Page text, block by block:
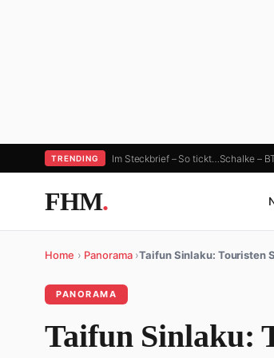
TRENDING Im Steckbrief – So tickt… Schalke –
FHM.
Home › Panorama ›Taifun Sinlaku: Touristen
PANORAMA
Taifun Sinlaku: